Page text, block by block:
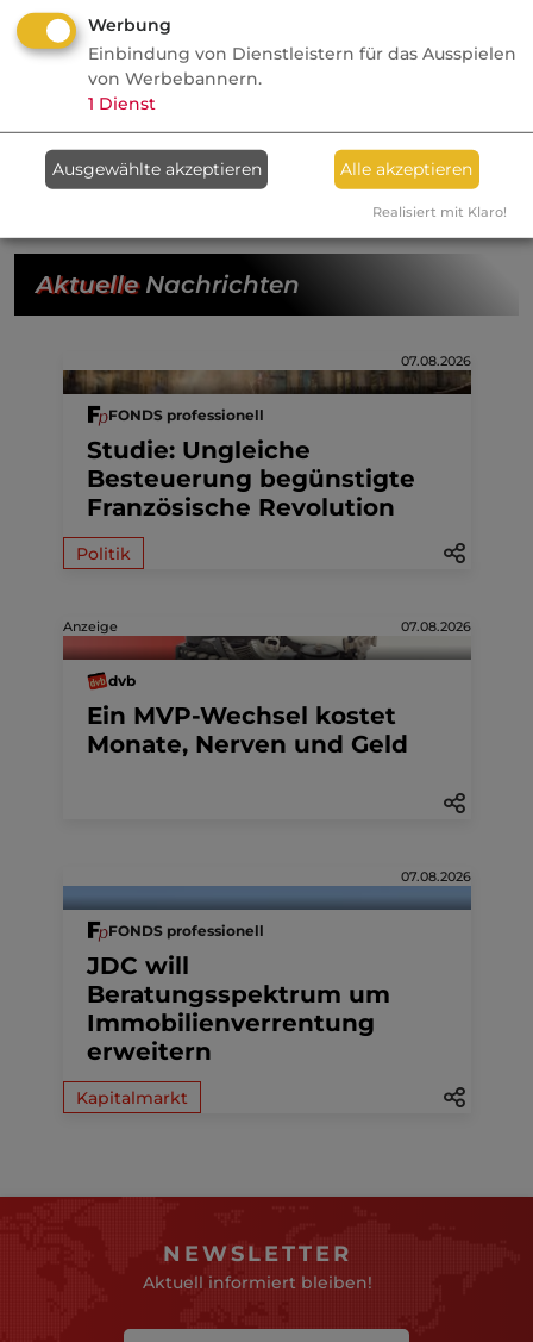
Hinsicht gleich gelagert sein. Das System der
class action ist von großer Tragweite, weil es
oft zu Klagen führt, die die einzelnen
Geschädigten für sich nicht erhoben hätten.
Kategorie: Fachbegriffe allgemein
AktuelleNachrichten
07.08.2026
FONDS professionell
Studie: Ungleiche
Besteuerung begünstigte
Französische Revolution
Politik
Anzeige 07.08.2026
dvb
Ein MVP-Wechsel kostet
Monate, Nerven und Geld
07.08.2026
FONDS professionell
JDC will
Beratungsspektrum um
Immobilienverrentung
erweitern
Kapitalmarkt
NEWSLETTER
Aktuell informiert bleiben!
Werbung
Einbindung von Dienstleistern für das Ausspielen
von Werbebannern.
1 Dienst
Ausgewählte akzeptieren Alle akzeptieren
Realisiert mit Klaro!